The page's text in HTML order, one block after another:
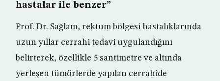
hastalar ile benzer”
Prof. Dr. Sağlam, rektum bölgesi hastalıklarında
uzun yıllar cerrahi tedavi uygulandığını
belirterek, özellikle 5 santimetre ve altında
yerleşen tümörlerde yapılan cerrahide